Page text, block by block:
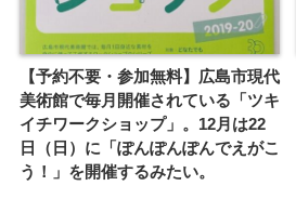
【予約不要・参加無料】広島市現代
美術館で毎月開催されている「ツキ
イチワークショップ」。12月は22
日（日）に「ぽんぽんぽんでえがこ
う！」を開催するみたい。